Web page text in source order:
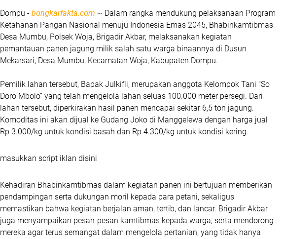
Dompu - bongkarfakta.com ~ Dalam rangka mendukung pelaksanaan Program
Ketahanan Pangan Nasional menuju Indonesia Emas 2045, Bhabinkamtibmas
Desa Mumbu, Polsek Woja, Brigadir Akbar, melaksanakan kegiatan
pemantauan panen jagung milik salah satu warga binaannya di Dusun
Mekarsari, Desa Mumbu, Kecamatan Woja, Kabupaten Dompu.
Pemilik lahan tersebut, Bapak Julkifli, merupakan anggota Kelompok Tani “So
Doro Mbolo” yang telah mengelola lahan seluas 100.000 meter persegi. Dari
lahan tersebut, diperkirakan hasil panen mencapai sekitar 6,5 ton jagung.
Komoditas ini akan dijual ke Gudang Joko di Manggelewa dengan harga jual
Rp 3.000/kg untuk kondisi basah dan Rp 4.300/kg untuk kondisi kering.
masukkan script iklan disini
Kehadiran Bhabinkamtibmas dalam kegiatan panen ini bertujuan memberikan
pendampingan serta dukungan moril kepada para petani, sekaligus
memastikan bahwa kegiatan berjalan aman, tertib, dan lancar. Brigadir Akbar
juga menyampaikan pesan-pesan kamtibmas kepada warga, serta mendorong
mereka agar terus semangat dalam mengelola pertanian, yang tidak hanya